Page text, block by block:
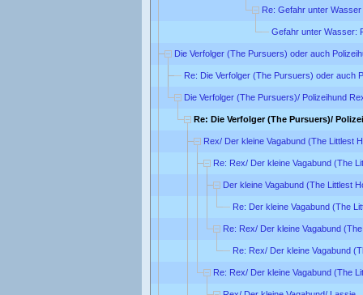
Re: Gefahr unter Wasser
Gefahr unter Wasser:
Die Verfolger (The Pursuers) oder auch
Re: Die Verfolger (The Pursuers) oder auch
Die Verfolger (The Pursuers)/ Polizeihund
Re: Die Verfolger (The Pursuers)/
Rex/ Der kleine Vagabund (The Littlest
Re: Rex/ Der kleine Vagabund (The
Der kleine Vagabund (The Littlest
Re: Der kleine Vagabund (The
Re: Rex/ Der kleine Vagabund
Re: Rex/ Der kleine Vagabund
Re: Rex/ Der kleine Vagabund (The